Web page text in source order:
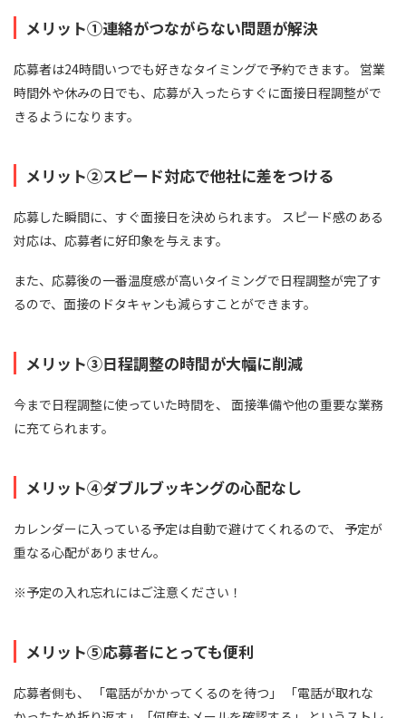
メリット①連絡がつながらない問題が解決
応募者は24時間いつでも好きなタイミングで予約できます。 営業
時間外や休みの日でも、応募が入ったらすぐに面接日程調整がで
きるようになります。
メリット②スピード対応で他社に差をつける
応募した瞬間に、すぐ面接日を決められます。 スピード感のある
対応は、応募者に好印象を与えます。
また、応募後の一番温度感が高いタイミングで日程調整が完了す
るので、面接のドタキャンも減らすことができます。
メリット③日程調整の時間が大幅に削減
今まで日程調整に使っていた時間を、 面接準備や他の重要な業務
に充てられます。
メリット④ダブルブッキングの心配なし
カレンダーに入っている予定は自動で避けてくれるので、 予定が
重なる心配がありません。
※予定の入れ忘れにはご注意ください！
メリット⑤応募者にとっても便利
応募者側も、 「電話がかかってくるのを待つ」 「電話が取れな